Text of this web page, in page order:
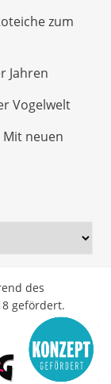
zum
Jahren
Vogelwelt
Mit neuen
des
gefördert.